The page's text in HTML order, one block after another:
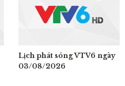
Lịch phát sóng VTV6 ngày
03/08/2026